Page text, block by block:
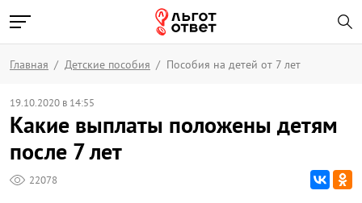
Главная Детские пособия Пособия на детей от 7 лет
19.10.2020 в 14:55
Какие выплаты положены детям
после 7 лет
22078